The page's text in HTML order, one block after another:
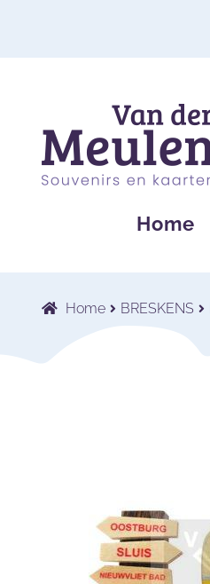
navigatie
inhoud
Home
Home BRESKENS